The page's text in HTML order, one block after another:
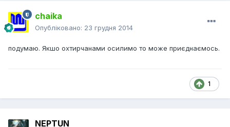
chaika
Опубліковано: 23 грудня 2014
подумаю. Якшо охтирчанами осилимо то може приєднаємось.
1
NEPTUN